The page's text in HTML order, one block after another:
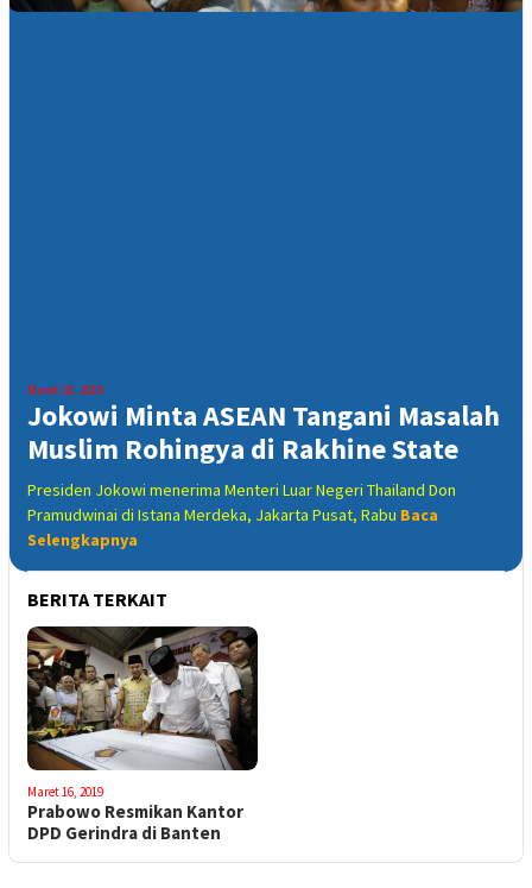
Maret 16, 2019
Jokowi Minta ASEAN Tangani Masalah
Muslim Rohingya di Rakhine State
Presiden Jokowi menerima Menteri Luar Negeri Thailand Don
Pramudwinai di Istana Merdeka, Jakarta Pusat, Rabu Baca
Selengkapnya
BERITA TERKAIT
Maret 16, 2019
Prabowo Resmikan Kantor
DPD Gerindra di Banten